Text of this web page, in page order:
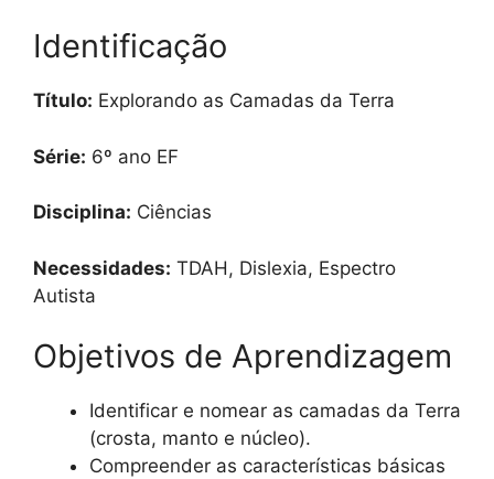
Identificação
Título: Explorando as Camadas da Terra
Série: 6º ano EF
Disciplina: Ciências
Necessidades: TDAH, Dislexia, Espectro
Autista
Objetivos de Aprendizagem
Identificar e nomear as camadas da Terra
(crosta, manto e núcleo).
Compreender as características básicas